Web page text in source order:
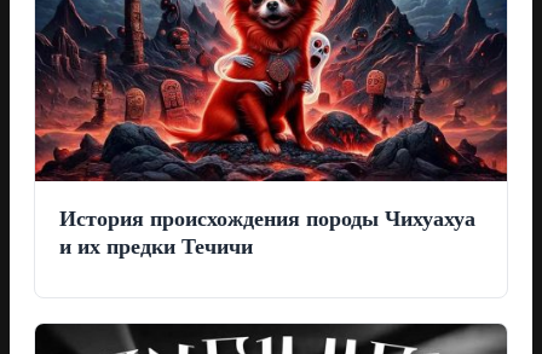
История происхождения породы Чихуахуа
и их предки Течичи